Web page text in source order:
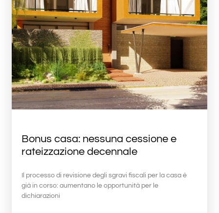
Bonus casa: nessuna cessione e
rateizzazione decennale
Il processo di revisione degli sgravi fiscali per la casa è
già in corso: aumentano le opportunità per le
dichiarazioni